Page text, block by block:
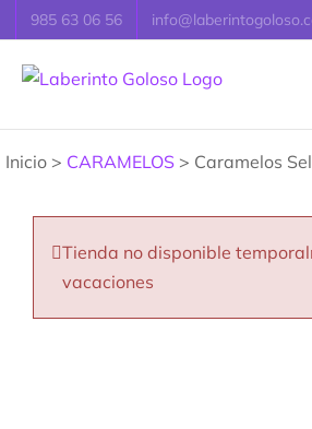
Saltar
al
contenido
985 63 06 56
Inicio > CARAMELOS> Caramelos
Tienda no disponible
vacaciones